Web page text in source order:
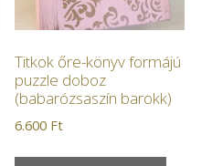
Titkok őre-könyv formájú
puzzle doboz
(babarózsaszín barokk)
6.600 Ft